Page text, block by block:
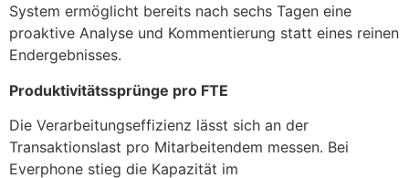
System ermöglicht bereits nach sechs Tagen eine
proaktive Analyse und Kommentierung statt eines reinen
Endergebnisses.
Produktivitätssprünge pro FTE
Die Verarbeitungseffizienz lässt sich an der
Transaktionslast pro Mitarbeitendem messen. Bei
Everphone stieg die Kapazität im